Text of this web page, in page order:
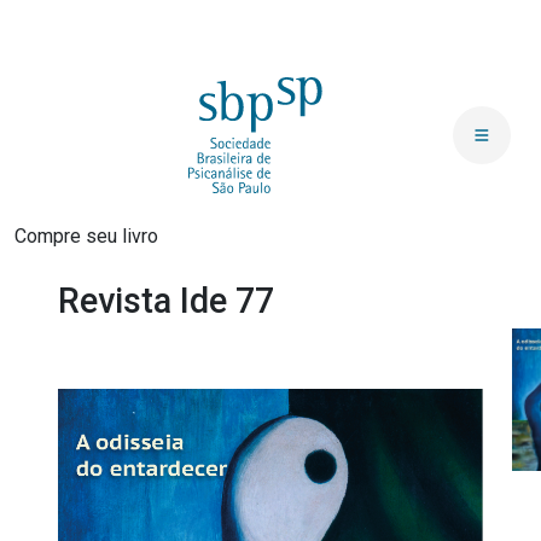
Compre seu livro
Revista Ide 77